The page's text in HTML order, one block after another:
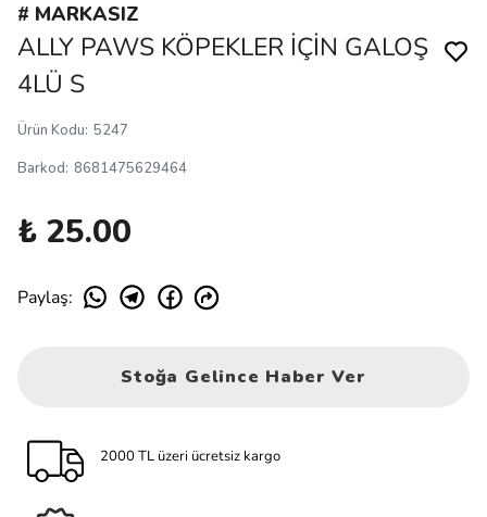
# MARKASIZ
ALLY PAWS KÖPEKLER İÇİN GALOŞ
4LÜ S
Ürün Kodu: 5247
Barkod: 8681475629464
₺ 25.00
Paylaş:
Stoğa Gelince Haber Ver
2000 TL üzeri ücretsiz kargo